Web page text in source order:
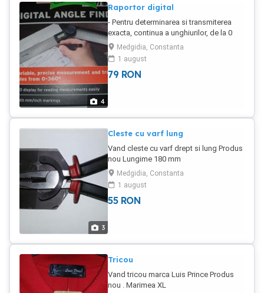
4
Raportor digital
- Pentru determinarea si transmiterea
exacta, continua a unghiurilor, de la 0
grade pana la 360 grade. - afisaj LCD
pentru vizualizarea facila a valorilor
masurate - setarea punctului zero in
orice pozitie - rigla cu scala in mm/ inci -
Medgidia, Constanta
1 august
79 RON
3
Cleste cu varf lung
Vand cleste cu varf drept si lung Produs
nou Lungime 180 mm
Medgidia, Constanta
1 august
55 RON
Tricou
Vand tricou marca Luis Prince Produs
nou . Marimea XL